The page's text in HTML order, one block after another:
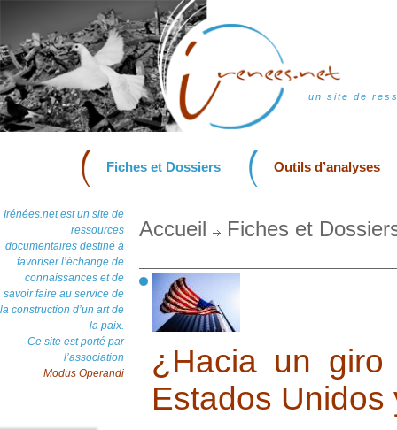
un site de
Fiches et Dossiers Outils d’analyses
Irénées.net est un site de
ressources
documentaires destiné à
favoriser l’échange de
connaissances et de
savoir faire au service de
la construction d’un art de
la paix.
Ce site est porté par
l’association
Modus Operandi
Accueil Fiches et
¿Hacia un giro
Estados Unidos